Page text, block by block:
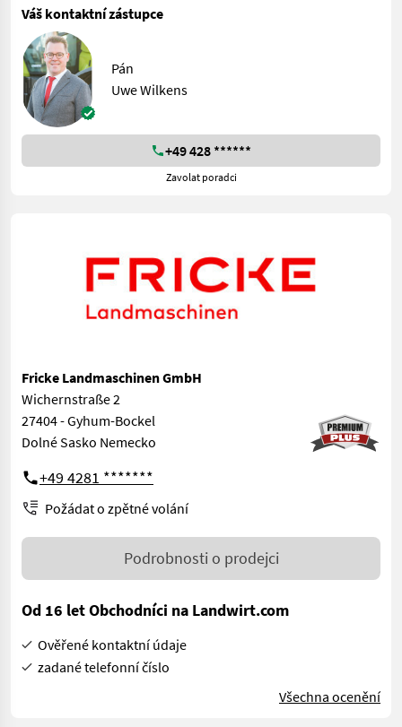
Váš kontaktní zástupce
Pán
Uwe Wilkens
+49 428 ******
Zavolat poradci
Fricke Landmaschinen GmbH
Wichernstraße 2
27404 - Gyhum-Bockel
Dolné Sasko Nemecko
+49 4281 *******
Požádat o zpětné volání
Podrobnosti o prodejci
Od 16 let Obchodníci na Landwirt.com
Ověřené kontaktní údaje
zadané telefonní číslo
Všechna ocenění